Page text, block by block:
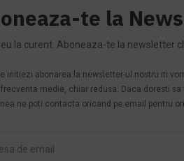
te la
la curent. Aboneaza-te la newsletter
initiezi abonarea la newsletter-ul nostru iti
medie, chiar redusa. Daca doresti
ne poti contacta oricand pe email pentru